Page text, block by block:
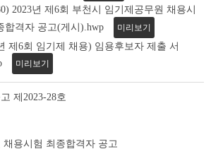
2023년 제6회 부천시 임기제공무원 채용시
합격자 공고(게시).hwp
미리보기
제6회 임기제 채용) 임용후보자 제출 서
미리보기
제2023-28호
용시험 최종합격자 공고